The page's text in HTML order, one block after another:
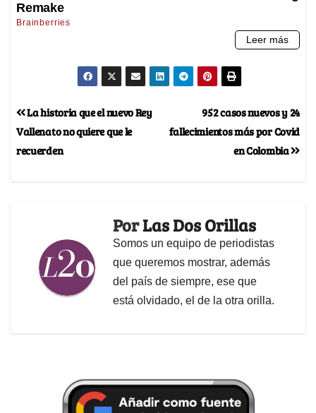
952 casos nuevos y 24
fallecimientos más por Covid
en Colombia
La historia que el nuevo Rey
Vallenato no quiere que le
recuerden
PorLas Dos Orillas
Somos un equipo de periodistas
que queremos mostrar, además
del país de siempre, ese que
está olvidado, el de la otra orilla.